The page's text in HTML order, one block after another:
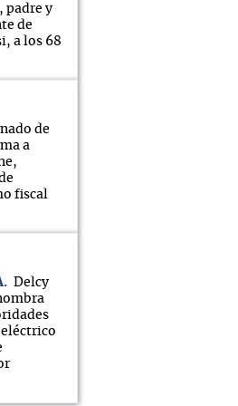
padre y
de
a los 68
de
a
fiscal
Delcy